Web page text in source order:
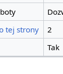
tej strony
2
Tak